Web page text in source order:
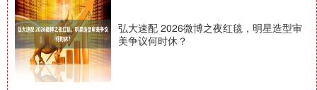
弘大速配 2026微博之夜红毯，明星造型审
美争议何时休？